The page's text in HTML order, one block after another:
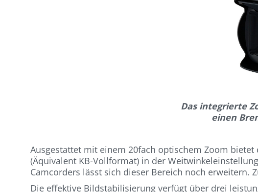
Das integrierte
einen
Ausgestattet mit einem 20fach optischem Zoom
(Äquivalent KB-Vollformat) in der
Camcorders lässt sich dieser Bereich noch erweitern.
Die effektive Bildstabilisierung verfügt über drei